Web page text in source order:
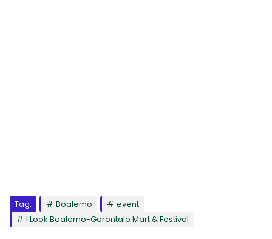
Tag: Boalemo
event
I Look Boalemo-Gorontalo Mart & Festival